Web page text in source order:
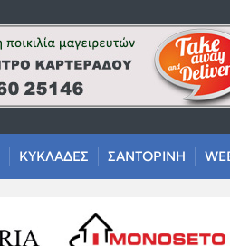
ΚΥΚΛΑΔΕΣ ΣΑΝΤΟΡΙΝΗ